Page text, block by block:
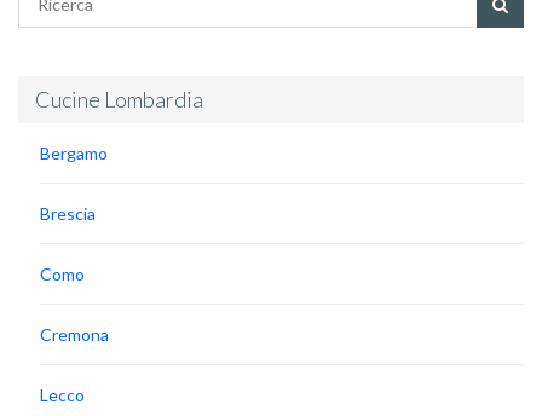
Cucine Lombardia
Bergamo
Brescia
Como
Cremona
Lecco